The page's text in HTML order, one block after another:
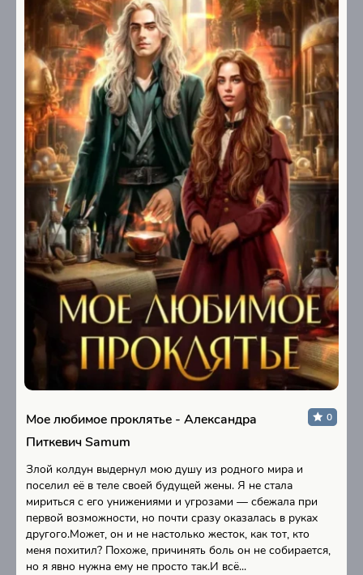
Мое любимое проклятье - Александра
Питкевич Samum
0
Злой колдун выдернул мою душу из родного мира и
поселил её в теле своей будущей жены. Я не стала
мириться с его унижениями и угрозами — сбежала при
первой возможности, но почти сразу оказалась в руках
другого.Может, он и не настолько жесток, как тот, кто
меня похитил? Похоже, причинять боль он не собирается,
но я явно нужна ему не просто так.И всё...